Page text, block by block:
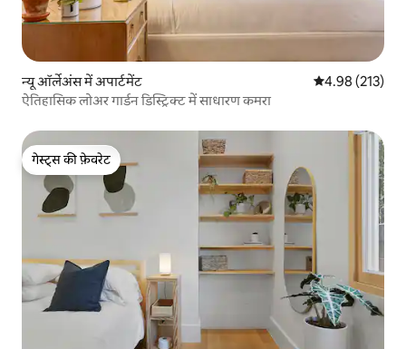
न्यू ऑर्लेअंस में अपार्टमेंट औसत रेटिंग 5 में से
4.98 (213)
ऐतिहासिक लोअर गार्डन डिस्ट्रिक्ट में साधारण कमरा
गेस्ट्स की फ़ेवरेट
गेस्ट्स की फ़ेवरेट